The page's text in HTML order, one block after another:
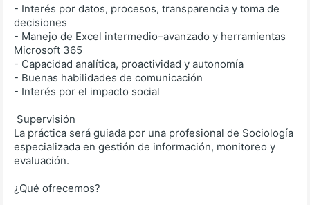
- Interés por datos, procesos, transparencia y toma de
decisiones
- Manejo de Excel intermedio–avanzado y herramientas
Microsoft 365
- Capacidad analítica, proactividad y autonomía
- Buenas habilidades de comunicación
- Interés por el impacto social
‍ Supervisión
La práctica será guiada por una profesional de Sociología
especializada en gestión de información, monitoreo y
evaluación.
¿Qué ofrecemos?